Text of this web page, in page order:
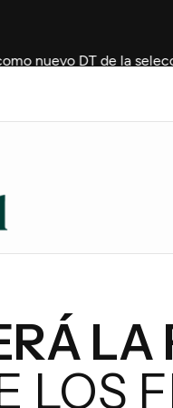
de la selección
LA
LOS